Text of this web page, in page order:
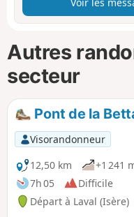
Autres
secteur
Pont de la
Visorandonneur
12,50 km
+1 241
7h 05
Difficile
Départ à Laval (Isère)